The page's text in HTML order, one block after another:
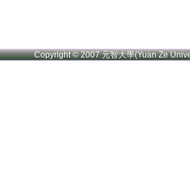
Copyright © 2007 元智大學(Yuan Ze